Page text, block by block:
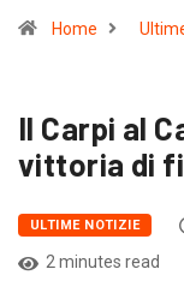
Home
Il Carpi al
vittoria di
ULTIME NOTIZIE
2 minutes read